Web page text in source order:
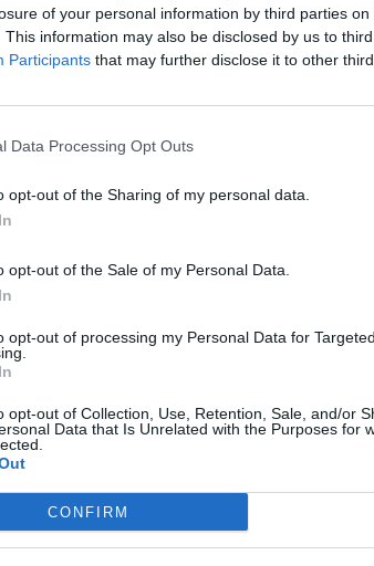
of your personal information by third parties on
This information may also be disclosed by us to
Participants that may further disclose it to other
Data Processing Opt Outs
opt-out of the Sharing of my personal data.
opt-out of the Sale of my Personal Data.
opt-out of processing my Personal Data for Targeted
opt-out of Collection, Use, Retention, Sale, and/or
Data that Is Unrelated with the Purposes for
CONFIRM
d'una altra manera. Algunes creuen que, mentre
sí que moltes cultures han donat un significat
de la mort apareix constantment en els teus
transformació interna teva, d'un procés
algun missatge, aprenentatge o significat que sentis
sensible al teu món interior. No tothom
sí que pot indicar una gran connexió amb la teva
descansada, curiosa o amb sensació
te emocionalment.